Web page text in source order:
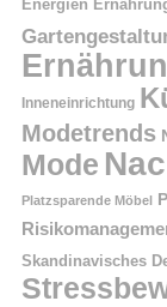
Energien
Inneneinrichtung
Modetrends
Mode
Platzsparende Möbel
Skandinavisches